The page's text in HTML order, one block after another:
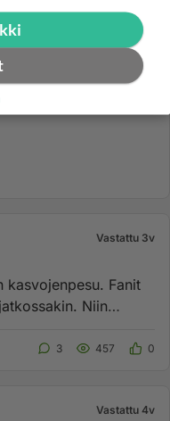
Vastattu 3v
kasvojenpesu. Fanit
Niin
3 457 0
Vastattu 4v